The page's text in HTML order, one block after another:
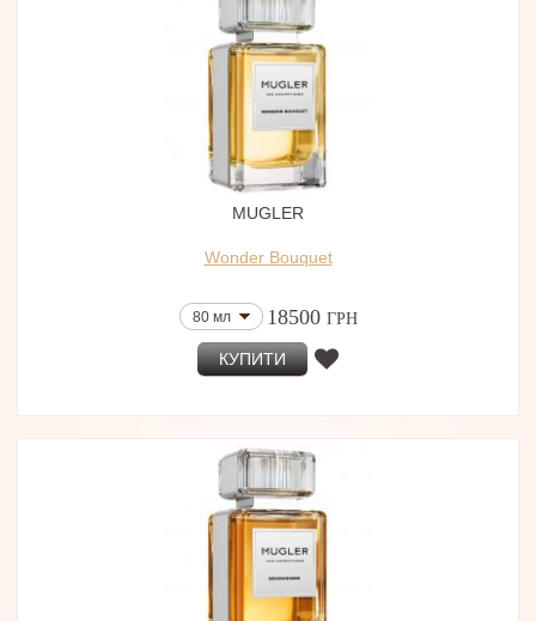
MUGLER
Wonder Bouquet
80 мл 18500 ГРН
КУПИТИ